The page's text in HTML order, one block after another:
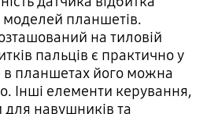
моделей планшетів.
на тиловій
пальців є практично у
в планшетах його можна
Інші елементи керування,
навушників та